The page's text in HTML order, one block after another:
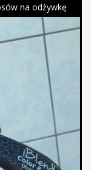
na odżywkę